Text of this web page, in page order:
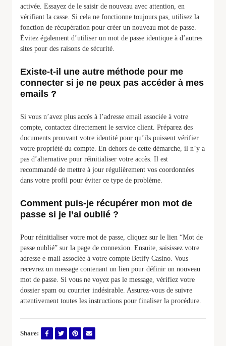
activée. Essayez de le saisir de nouveau avec attention, en
vérifiant la casse. Si cela ne fonctionne toujours pas, utilisez la
fonction de récupération pour créer un nouveau mot de passe.
Évitez également d’utiliser un mot de passe identique à d’autres
sites pour des raisons de sécurité.
Existe-t-il une autre méthode pour me
connecter si je ne peux pas accéder à mes
emails ?
Si vous n’avez plus accès à l’adresse email associée à votre
compte, contactez directement le service client. Préparez des
documents prouvant votre identité pour qu’ils puissent vérifier
votre propriété du compte. En dehors de cette démarche, il n’y a
pas d’alternative pour réinitialiser votre accès. Il est
recommandé de mettre à jour régulièrement vos coordonnées
dans votre profil pour éviter ce type de problème.
Comment puis-je récupérer mon mot de
passe si je l’ai oublié ?
Pour réinitialiser votre mot de passe, cliquez sur le lien “Mot de
passe oublié” sur la page de connexion. Ensuite, saisissez votre
adresse e-mail associée à votre compte Betify Casino. Vous
recevrez un message contenant un lien pour définir un nouveau
mot de passe. Si vous ne voyez pas le message, vérifiez votre
dossier spam ou courrier indésirable. Assurez-vous de suivre
attentivement toutes les instructions pour finaliser la procédure.
Share: